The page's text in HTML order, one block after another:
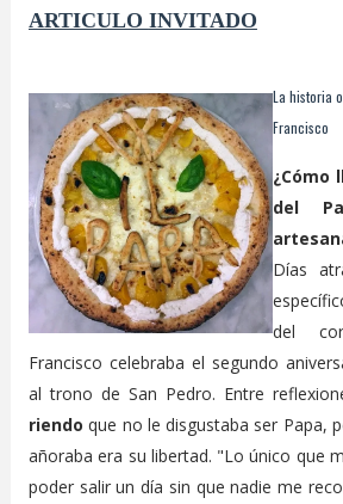
ARTICULO INVITADO
La historia
Francisco
¿Cómo
del
Días
del
Francisco celebraba el segundo
al trono de San Pedro. Entre
riendo que no le disgustaba ser Papa,
añoraba era su libertad. "Lo único que
poder salir un día sin que nadie me